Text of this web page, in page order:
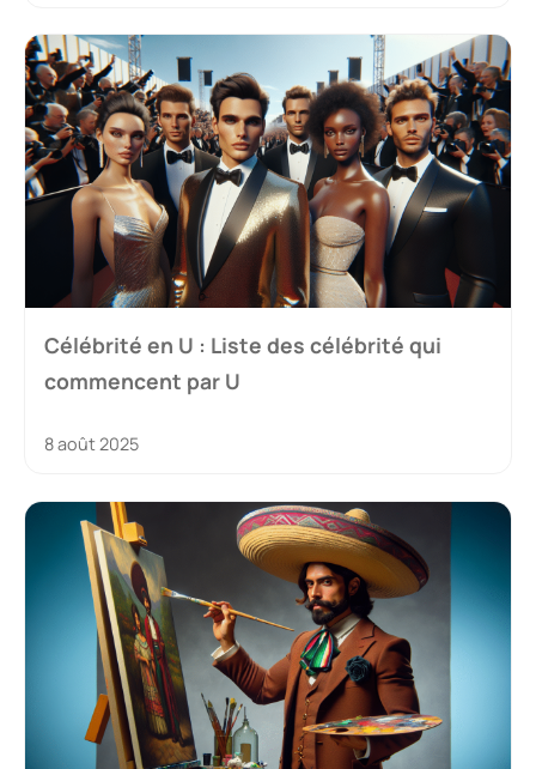
Célébrité en U : Liste des célébrité qui
commencent par U
8 août 2025